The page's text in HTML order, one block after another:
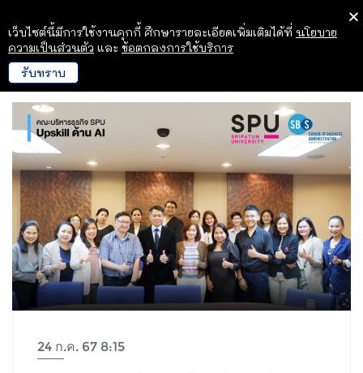
24 ก.ค. 67 8:15
เว็บไซต์นี้มีการใช้งานคุกกี้ ศึกษารายละเอียดเพิ่มเติมได้ที่ นโยบาย
ความเป็นส่วนตัว และ ข้อตกลงการใช้บริการ
รับทราบ